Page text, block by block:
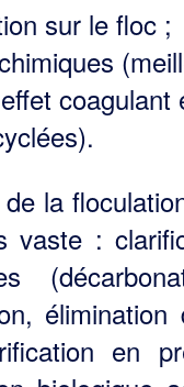
sur le floc ;
coagulant
la
vaste :
élimination
en